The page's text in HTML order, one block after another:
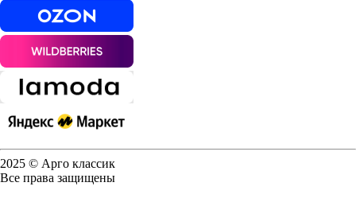
2025 © Арго классик
Все права защищены